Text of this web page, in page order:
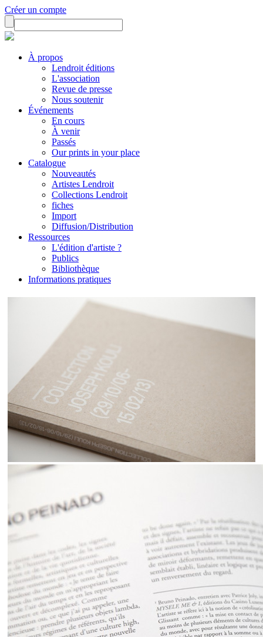
Créer un compte
À propos
Lendroit éditions
L'association
Revue de presse
Nous soutenir
Événements
En cours
À venir
Passés
Our prints in your place
Catalogue
Nouveautés
Artistes Lendroit
Collections Lendroit
fiches
Import
Diffusion/Distribution
Ressources
L'édition d'artiste ?
Publics
Bibliothèque
Informations pratiques